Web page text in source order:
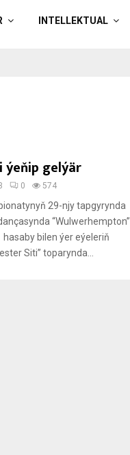
INTELLEKTUAL
ýeňip gelýär
0 574
29-njy tapgyrynda
“Wulwerhempton”
bilen ýer eýeleriň
Siti” toparynda...